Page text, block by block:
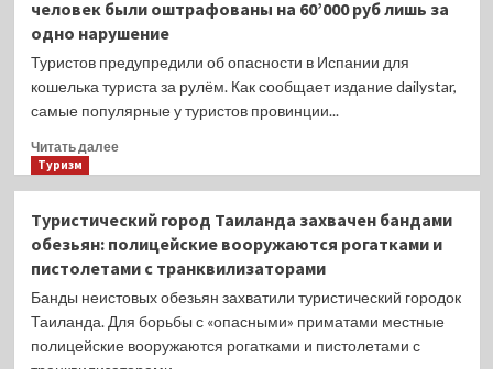
власти
Таиланда
проверить
поголовно
всех
аннулировать
у
всех
нарушителей
человек были оштрафованы на 60’000 руб лишь за
одно нарушение
Туристов предупредили об опасности в Испании для
кошелька туриста за рулём. Как сообщает издание dailystar,
самые популярные у туристов провинции...
Читать далееПрочитать
предупредили
об
опасности:
человек
были
Туризм
Туристический город Таиланда захвачен бандами
обезьян: полицейские вооружаются рогатками и
пистолетами с транквилизаторами
Банды неистовых обезьян захватили туристический городок
Таиланда. Для борьбы с «опасными» приматами местные
полицейские вооружаются рогатками и пистолетами с